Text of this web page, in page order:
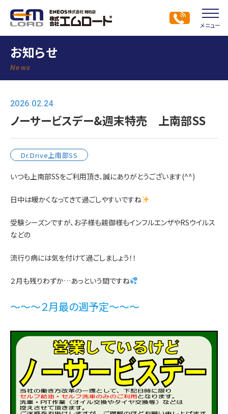
メニュー
お知らせ
News
2026.02.24
ノーサービスデー&週末特売 上南部SS
Dr.Drive上南部SS
いつも上南部SSをご利用頂き、誠にありがとうございます(^^)
日中は暖かくなってきて過ごしやすいですね
受験シーズンですが、お子様も親御様もインフルエンザやRSウイルス
などの
流行り病には気を付けて過ごしましょう！！
２月も残りわずか…あっという間ですね
～～～２月最の週予定～～～